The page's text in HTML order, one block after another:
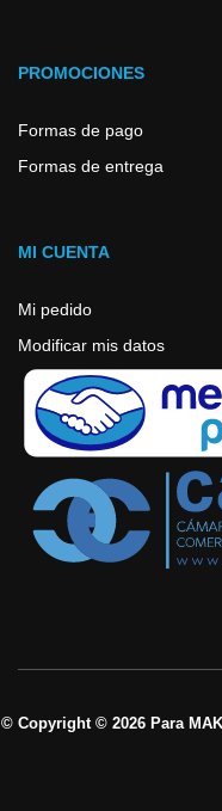
PROMOCIONES
Formas de pago
Formas de entrega
MI CUENTA
Mi pedido
Modificar mis datos
© Copyright © 2026 Para